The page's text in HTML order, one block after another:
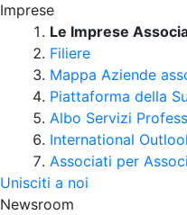
Imprese
Le Imprese
Filiere
Mappa Aziende
Piattaforma della
Albo Servizi
International
Associati per
Unisciti a noi
Newsroom